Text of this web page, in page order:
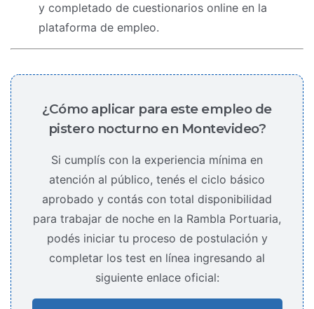
y completado de cuestionarios online en la
plataforma de empleo.
¿Cómo aplicar para este empleo de
pistero nocturno en Montevideo?
Si cumplís con la experiencia mínima en
atención al público, tenés el ciclo básico
aprobado y contás con total disponibilidad
para trabajar de noche en la Rambla Portuaria,
podés iniciar tu proceso de postulación y
completar los test en línea ingresando al
siguiente enlace oficial: